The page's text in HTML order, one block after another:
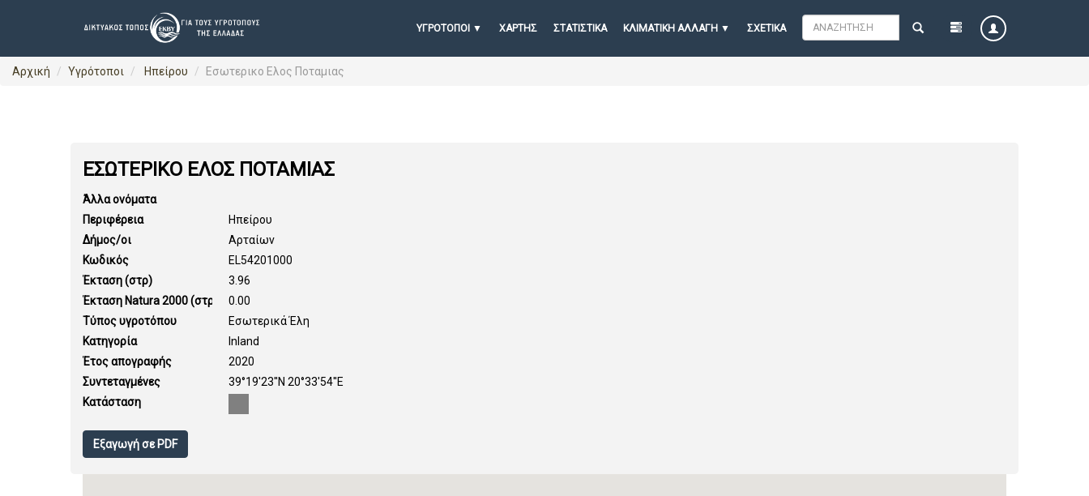
ΥΓΡΟΤΟΠΟΙ ΧΆΡΤΗΣ ΣΤΑΤΙΣΤΙΚΆ ΚΛΙΜΑΤΙΚΗ ΑΛΛΑΓΗ ΣΧΕΤΙΚΆ
Αρχική Υγρότοποι Ηπείρου Εσωτερικο Ελος Ποταμιας
ΕΣΩΤΕΡΙΚΟ ΕΛΟΣ ΠΟΤΑΜΙΑΣ
Άλλα ονόματα
Περιφέρεια
Ηπείρου
Δήμος/οι
Αρταίων
Κωδικός
EL54201000
Έκταση (στρ)
3.96
Έκταση Natura 2000 (στρ)
0.00
Τύπος υγροτόπου
Εσωτερικά Έλη
Κατηγορία
Inland
Έτος απογραφής
2020
Συντεταγμένες
39°19'23''N 20°33'54''E
Κατάσταση
Εξαγωγή σε PDF